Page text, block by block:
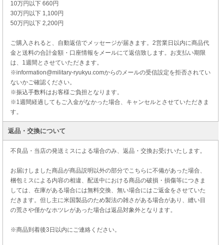
10万円以下 660円
30万円以下 1,100円
50万円以下 2,200円
ご購入されると、自動返信でメッセージが届きます。2営業日以内に商品代
金と送料の合計金額・口座情報をメールにて返信致します。お支払い期限
は、1週間とさせていただきます。
※information@military-ryukyu.comからのメールの受信設定を拒否されてい
ないかご確認ください。
※振込手数料はお客様ご負担となります。
※1週間経過してもご入金がなかった場合、キャンセルとさせていただきま
す。
返品・交換について
不良品・当店の発送ミスによる場合のみ、返品・交換お受けいたします。
お届けしました商品が商品説明以外の部分でこちらに不備があった場合、
梱包ミスによる内容の相違、配送中における商品の破損・損傷等につきま
しては、在庫がある場合には無料交換、無い場合にはご返金をさせていた
だきます。但し主に米国製品のため製法の雑さがある場合があり、縫い目
の荒さや僅かなホツレがあった場合は返品対象外となります。
※商品到着後3日以内にご連絡ください。